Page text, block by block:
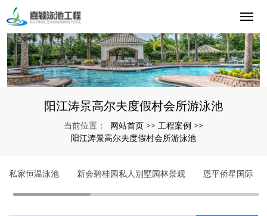
阳江涛景高尔夫度假村会所游泳池
当前位置： 网站首页 >> 工程案例 >>
阳江涛景高尔夫度假村会所游泳池
私家恒温泳池 新会碧桂园私人别墅园林景观 恩平侨星国际